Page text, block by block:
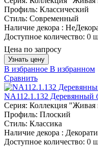
Профиль: Классический
Стиль: Современный
Наличие декора :
Доступное количество: 0
Цена по запросу
Узнать цену
В избранное В избранном
Сравнить
NA112.1.132 Деревянный
Серия: Коллекция "Живая
Профиль: Плоский
Стиль: Классика
Наличие декора :
Доступное количество: 0